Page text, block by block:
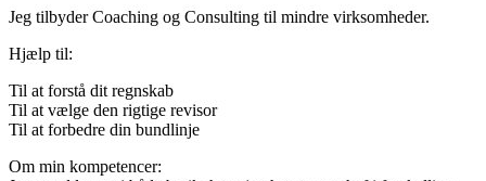
Jeg tilbyder Coaching og Consulting til mindre virksomheder.
Hjælp til:
Til at forstå dit regnskab
Til at vælge den rigtige revisor
Til at forbedre din bundlinje
Om min kompetencer: